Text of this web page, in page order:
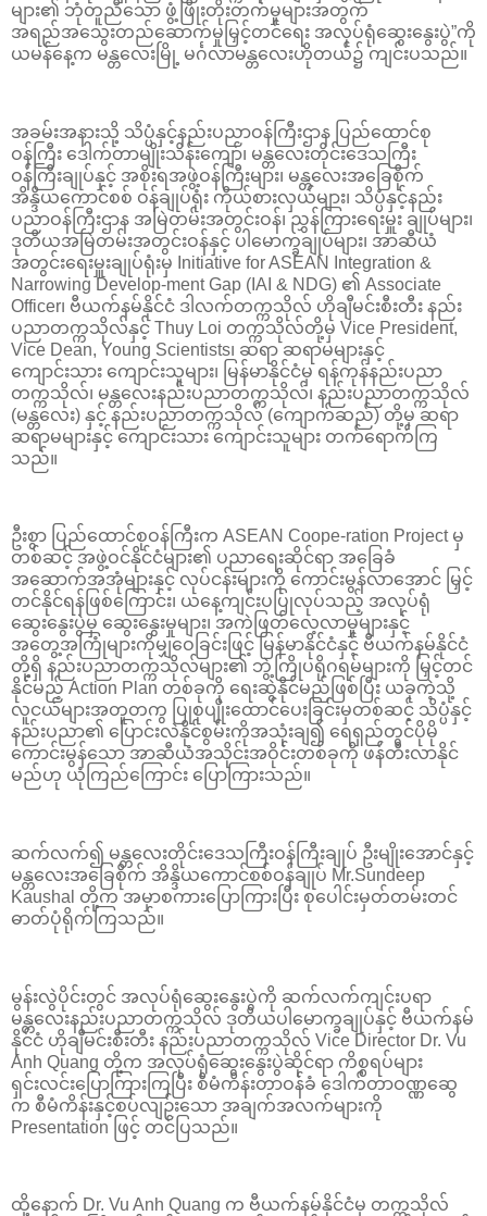
များ၏ ဘုံတူညီသော ဖွံ့ဖြိုးတိုးတက်မှုများအတွက်
အရည်အသွေးတည်ဆောက်မှုမြှင့်တင်ရေး အလုပ်ရုံဆွေးနွေးပွဲ”ကို
ယမန်နေ့က မန္တလေးမြို့ မင်္ဂလာမန္တလေးဟိုတယ်၌ ကျင်းပသည်။
အခမ်းအနားသို့ သိပ္ပံနှင့်နည်းပညာဝန်ကြီးဌာန ပြည်ထောင်စု
ဝန်ကြီး ဒေါက်တာမျိုးသိန်းကျော်၊ မန္တလေးတိုင်းဒေသကြီး
ဝန်ကြီးချုပ်နှင့် အစိုးရအဖွဲ့ဝန်ကြီးများ၊ မန္တလေးအခြေစိုက်
အိန္ဒိယကောင်စစ် ဝန်ချုပ်ရုံး ကိုယ်စားလှယ်များ၊ သိပ္ပံနှင့်နည်း
ပညာဝန်ကြီးဌာန အမြဲတမ်းအတွင်းဝန်၊ ညွှန်ကြားရေးမှူး ချုပ်များ၊
ဒုတိယအမြဲတမ်းအတွင်းဝန်နှင့် ပါမောက္ခချုပ်များ၊ အာဆီယံ
အတွင်းရေးမှူးချုပ်ရုံးမှ Initiative for ASEAN Integration &
Narrowing Develop-ment Gap (IAI & NDG) ၏ Associate
Officer၊ ဗီယက်နမ်နိုင်ငံ ဒါလက်တက္ကသိုလ် ဟိုချီမင်းစီးတီး နည်း
ပညာတက္ကသိုလ်နှင့် Thuy Loi တက္ကသိုလ်တို့မှ Vice President,
Vice Dean, Young Scientists၊ ဆရာ ဆရာမများနှင့်
ကျောင်းသား ကျောင်းသူများ၊ မြန်မာနိုင်ငံမှ ရန်ကုန်နည်းပညာ
တက္ကသိုလ်၊ မန္တလေးနည်းပညာတက္ကသိုလ်၊ နည်းပညာတက္ကသိုလ်
(မန္တလေး) နှင့် နည်းပညာတက္ကသိုလ် (ကျောက်ဆည်) တို့မှ ဆရာ
ဆရာမများနှင့် ကျောင်းသား ကျောင်းသူများ တက်ရောက်ကြ
သည်။
ဦးစွာ ပြည်ထောင်စုဝန်ကြီးက ASEAN Coope-ration Project မှ
တစ်ဆင့် အဖွဲ့ဝင်နိုင်ငံများ၏ ပညာရေးဆိုင်ရာ အခြေခံ
အဆောက်အအုံများနှင့် လုပ်ငန်းများကို ကောင်းမွန်လာအောင် မြှင့်
တင်နိုင်ရန်ဖြစ်ကြောင်း၊ ယနေ့ကျင်းပပြုလုပ်သည့် အလုပ်ရုံ
ဆွေးနွေးပွဲမှ ဆွေးနွေးမှုများ၊ အကဲဖြတ်လေ့လာမှုများနှင့်
အတွေ့အကြုံများကိုမျှဝေခြင်းဖြင့် မြန်မာနိုင်ငံနှင့် ဗီယက်နမ်နိုင်ငံ
တို့ရှိ နည်းပညာတက္ကသိုလ်များ၏ ဘွဲ့ကြိုပရိုဂရမ်များကို မြှင့်တင်
နိုင်မည့် Action Plan တစ်ခုကို ရေးဆွဲနိုင်မည်ဖြစ်ပြီး ယခုကဲ့သို့
လူငယ်များအတူတကွ ပြုစုပျိုးထောင်ပေးခြင်းမှတစ်ဆင့် သိပ္ပံနှင့်
နည်းပညာ၏ ပြောင်းလဲနိုင်စွမ်းကိုအသုံးချ၍ ရေရှည်တွင်ပိုမို
ကောင်းမွန်သော အာဆီယံအသိုင်းအဝိုင်းတစ်ခုကို ဖန်တီးလာနိုင်
မည်ဟု ယုံကြည်ကြောင်း ပြောကြားသည်။
ဆက်လက်၍ မန္တလေးတိုင်းဒေသကြီးဝန်ကြီးချုပ် ဦးမျိုးအောင်နှင့်
မန္တလေးအခြေစိုက် အိန္ဒိယကောင်စစ်ဝန်ချုပ် Mr.Sundeep
Kaushal တို့က အမှာစကားပြောကြားပြီး စုပေါင်းမှတ်တမ်းတင်
ဓာတ်ပုံရိုက်ကြသည်။
မွန်းလွဲပိုင်းတွင် အလုပ်ရုံဆွေးနွေးပွဲကို ဆက်လက်ကျင်းပရာ
မန္တလေးနည်းပညာတက္ကသိုလ် ဒုတိယပါမောက္ခချုပ်နှင့် ဗီယက်နမ်
နိုင်ငံ ဟိုချီမင်းစီးတီး နည်းပညာတက္ကသိုလ် Vice Director Dr. Vu
Anh Quang တို့က အလုပ်ရုံဆွေးနွေးပွဲဆိုင်ရာ ကိစ္စရပ်များ
ရှင်းလင်းပြောကြားကြပြီး စီမံကိန်းတာဝန်ခံ ဒေါက်တာဝဏ္ဏဆွေ
က စီမံကိန်းနှင့်စပ်လျဉ်းသော အချက်အလက်များကို
Presentation ဖြင့် တင်ပြသည်။
ထို့နောက် Dr. Vu Anh Quang က ဗီယက်နမ်နိုင်ငံမှ တက္ကသိုလ်